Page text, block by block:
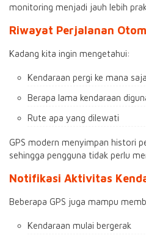
monitoring menjadi jauh lebih
Riwayat Perjalanan
Kadang kita ingin mengetahui:
Kendaraan pergi ke mana saja
Berapa lama kendaraan
Rute apa yang dilewati
GPS modern menyimpan histori
sehingga pengguna tidak perlu
Notifikasi Aktivitas
Beberapa GPS juga mampu
Kendaraan mulai bergerak